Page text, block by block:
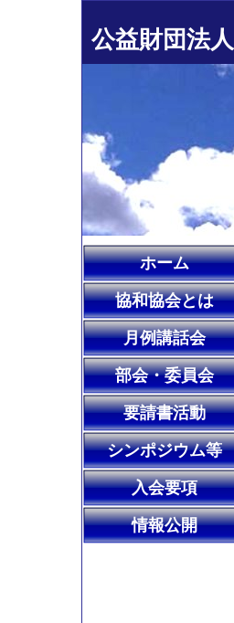
公益財団法人
ホーム
協和協会とは
月例講話会
部会・委員会
要請書活動
シンポジウム等
入会要項
情報公開